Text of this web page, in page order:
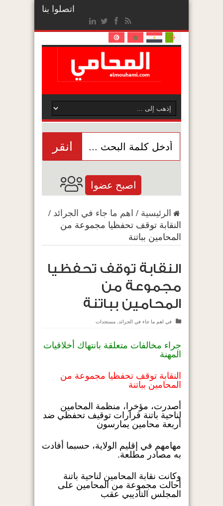
اتصلوا بنا
انقر
اصبح عضوا
الرئيسية / اهم ما جاء في الجرائد /
النقابة توقف تحفظيا مجموعة من
المحامين بباتنة
النقابة توقف تحفظيا
مجموعة من
المحامين بباتنة
في اهم ما جاء في الجرائد, مستجدات
جراء مخالفات متعلقة بانتهاك أخلاقيات
المهنة
النقابة توقف تحفظيا مجموعة من
المحامين بباتنة
أصدرت، مؤخرا، منظمة المحامين
لناحية باتنة قرارات توقيف تحفظي ضد
أربعة محامين يمارسون
مهامهم في إقليم الولاية، حسبما أفادت
به مصادر مطلعة.
وكانت نقابة المحامين لناحية باتنة
أحالت مجموعة من المحامين على
المجلس التأديبي عقب